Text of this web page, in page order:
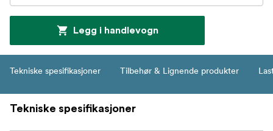
Legg i handlevogn
Tekniske spesifikasjoner Tilbehør & Lignende produkter
Tekniske spesifikasjoner